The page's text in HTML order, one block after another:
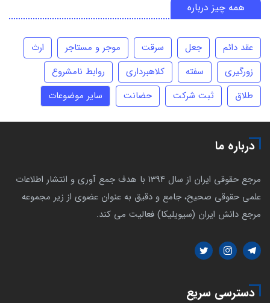
همه چیز درباره
عقد دائم جعل سرقت موجر و مستاجر
ارث
زورگیری
سفته کلاهبرداری
روابط نامشروع
طلاق
ثبت شرکت حضانت سایر موضوعات
درباره ما
مرجع حقوقی ایران از سال 1394 با هدف جمع آوری و انتشار اطلاعات
علمی حقوقی صحیح، جامع و دقیق به عنوان عضوی از زیر مجموعه
مرجع دانش ایران (سیویلیکا) فعالیت می کند.
دسترسی سریع